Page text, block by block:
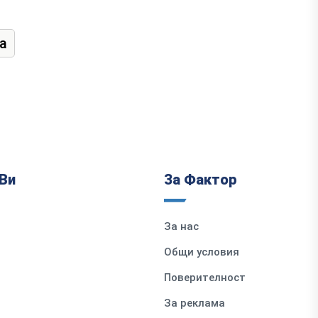
За Фактор
За нас
Общи условия
Поверителност
За реклама